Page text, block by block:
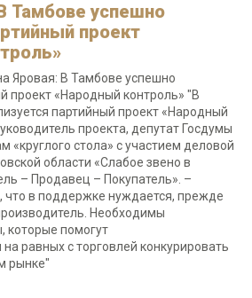
Тамбове успешно
проект
Яровая: В Тамбове успешно
проект «Народный контроль» "В
партийный проект «Народный
проекта, депутат Госдумы
«круглого стола» с участием деловой
области «Слабое звено в
– Продавец – Покупатель». –
что в поддержке нуждается, прежде
Необходимы
которые помогут
равных с торговлей конкурировать
рынке"